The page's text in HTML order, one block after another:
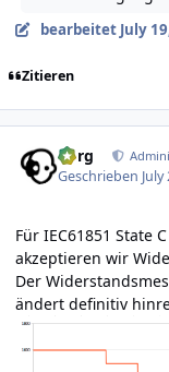
bearbeitet July
Zitieren
borg
Geschrieben
Für IEC61851 State
akzeptieren wir
Der
ändert definitiv